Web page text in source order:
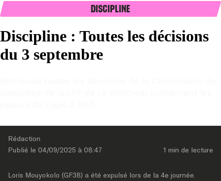
Discipline
Discipline : Toutes les décisions
du 3 septembre
Rédaction
Publié le 04/09/2025 à 08:47 1 min de lecture
Loris Mouyokolo (GF38) a été expulsé lors de la 4e journée.